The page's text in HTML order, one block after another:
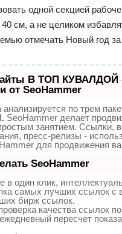
одной секцией
см, а не целиком
отмечать Новый год
В ТОП КУВАЛДОЙ
от SeoHammer
по трем
SeoHammer делает
занятием. Ссылки,
пресс-релизы -
для продвижения
SeoHammer
один клик,
самых лучших ссылок с
бирж ссылок.
качества ссылок
пересчет